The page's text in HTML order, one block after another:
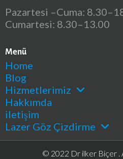
Pazartesi –Cuma:
Cumartesi: 8.30–13.00
Menü
Home
Blog
Hizmetlerimiz
Hakkımda
iletişim
Lazer Göz Çizdirme
© 2022 Dr ilker Biçer .